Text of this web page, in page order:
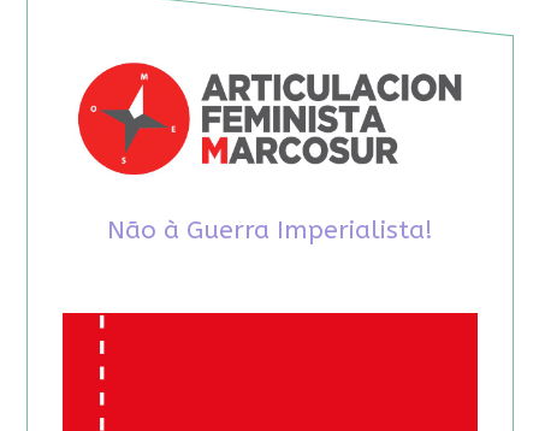
Não à Guerra Imperialista!